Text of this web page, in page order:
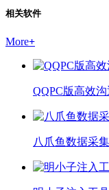
相关软件
More+
QQPC版高效
八爪鱼数据采